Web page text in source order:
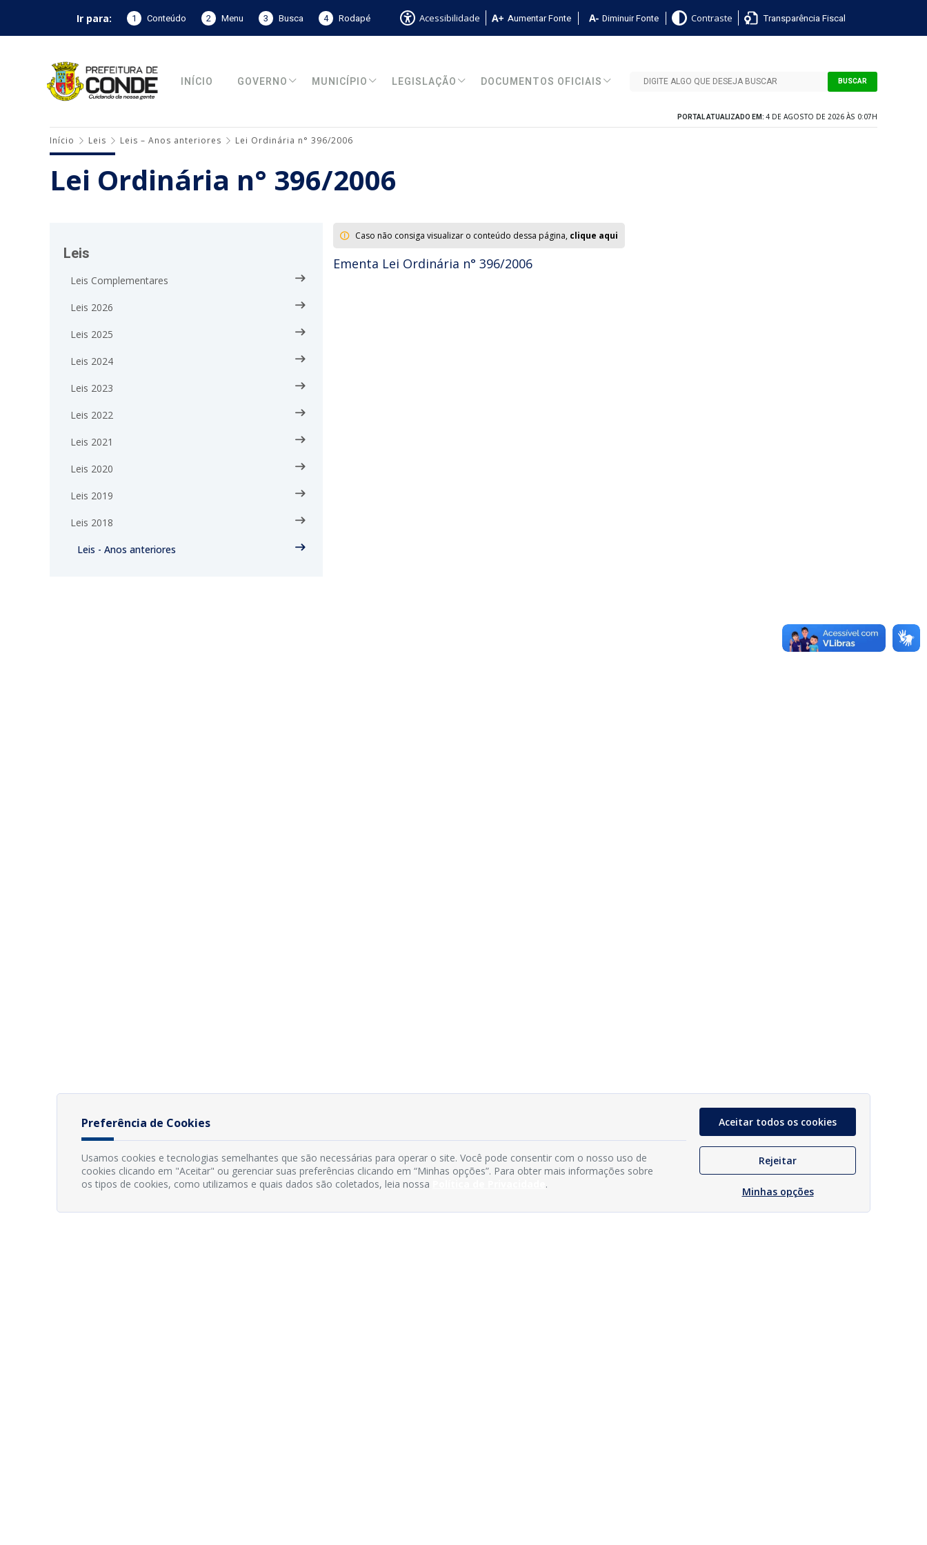
Ir para: 1 Conteúdo 2 Menu 3 Busca 4 Rodapé Acessibilidade Aumentar Fonte Diminuir Fonte Contraste Transparência Fiscal
INÍCIO GOVERNO MUNICÍPIO LEGISLAÇÃO DOCUMENTOS OFICIAIS BUSCAR
PORTAL ATUALIZADO EM: 4 DE AGOSTO DE 2026 ÀS 0:07H
Início Leis Leis – Anos anteriores Lei Ordinária n° 396/2006
Lei Ordinária n° 396/2006
Leis
Leis Complementares
Leis 2026
Leis 2025
Leis 2024
Leis 2023
Leis 2022
Leis 2021
Leis 2020
Leis 2019
Leis 2018
Leis - Anos anteriores
Caso não consiga visualizar o conteúdo dessa página, clique aqui
Ementa Lei Ordinária n° 396/2006
Preferência de Cookies
Usamos cookies e tecnologias semelhantes que são necessárias para operar o site. Você pode consentir com o nosso uso de
cookies clicando em "Aceitar" ou gerenciar suas preferências clicando em “Minhas opções”. Para obter mais informações sobre
os tipos de cookies, como utilizamos e quais dados são coletados, leia nossa
.
Aceitar todos os cookies
Rejeitar
Minhas opções